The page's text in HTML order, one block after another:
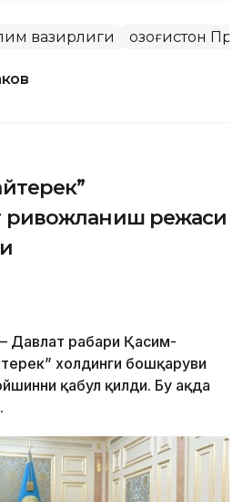
вазирлиги Қозоғистон
ривожланиш режаси
раҳбари Қасим-
холдинги бошқаруви
қабул қилди. Бу ҳақда